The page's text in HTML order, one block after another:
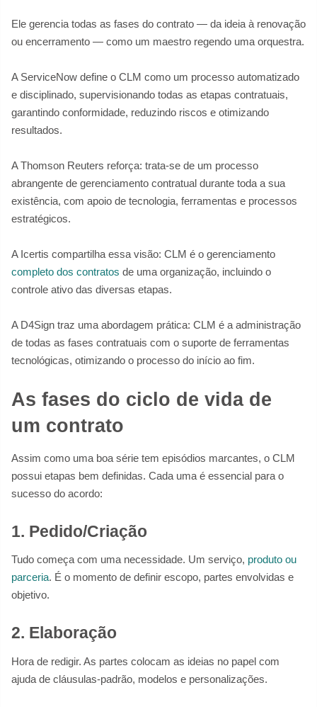
Ele gerencia todas as fases do contrato — da ideia à renovação
ou encerramento — como um maestro regendo uma orquestra.
A ServiceNow define o CLM como um processo automatizado
e disciplinado, supervisionando todas as etapas contratuais,
garantindo conformidade, reduzindo riscos e otimizando
resultados.
A Thomson Reuters reforça: trata-se de um processo
abrangente de gerenciamento contratual durante toda a sua
existência, com apoio de tecnologia, ferramentas e processos
estratégicos.
A Icertis compartilha essa visão: CLM é o gerenciamento
completo dos contratos de uma organização, incluindo o
controle ativo das diversas etapas.
A D4Sign traz uma abordagem prática: CLM é a administração
de todas as fases contratuais com o suporte de ferramentas
tecnológicas, otimizando o processo do início ao fim.
As fases do ciclo de vida de
um contrato
Assim como uma boa série tem episódios marcantes, o CLM
possui etapas bem definidas. Cada uma é essencial para o
sucesso do acordo:
1. Pedido/Criação
Tudo começa com uma necessidade. Um serviço, produto ou
parceria. É o momento de definir escopo, partes envolvidas e
objetivo.
2. Elaboração
Hora de redigir. As partes colocam as ideias no papel com
ajuda de cláusulas-padrão, modelos e personalizações.